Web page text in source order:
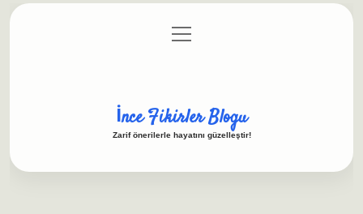
Gizlilik Politikası
menüyü
aç
İnce Fikirler Blogu
Zarif önerilerle hayatını güzelleştir!